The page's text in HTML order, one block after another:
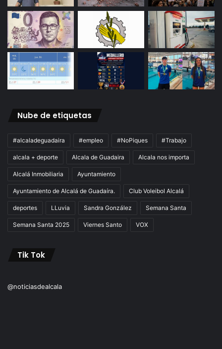
Nube de etiquetas
#alcaladeguadaira #empleo #NoPiques #Trabajo
alcala + deporte Alcala de Guadaira Alcala nos importa
Alcalá Inmobiliaria Ayuntamiento
Ayuntamiento de Alcalá de Guadaíra. Club Voleibol Alcalá
deportes LLuvia Sandra González Semana Santa
Semana Santa 2025 Viernes Santo VOX
Tik Tok
@noticiasdealcala